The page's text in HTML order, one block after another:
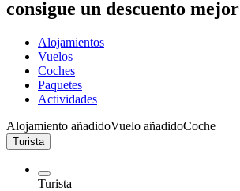
consigue un descuento mejor
Alojamientos
Vuelos
Coches
Paquetes
Actividades
Alojamiento añadidoVuelo añadidoCoche
Turista
Turista